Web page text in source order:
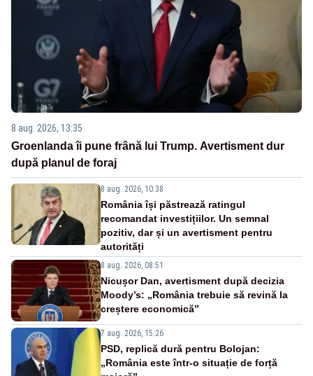
8 aug. 2026, 13:35
Groenlanda îi pune frână lui Trump. Avertisment dur
după planul de foraj
8 aug. 2026, 10:38
România își păstrează ratingul
recomandat investițiilor. Un semnal
pozitiv, dar și un avertisment pentru
autorități
8 aug. 2026, 08:51
Nicușor Dan, avertisment după decizia
Moody’s: „România trebuie să revină la
creștere economică”
7 aug. 2026, 15:26
PSD, replică dură pentru Bolojan:
„România este într-o situație de forță